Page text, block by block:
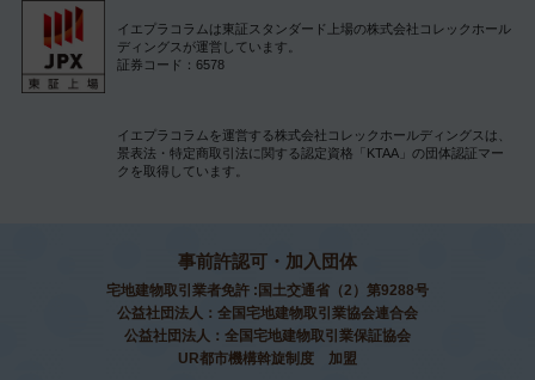
イエプラコラムは東証スタンダード上場の株式会社コレックホール
ディングスが運営しています。
証券コード：6578
イエプラコラムを運営する株式会社コレックホールディングスは、
景表法・特定商取引法に関する認定資格「KTAA」の団体認証マー
クを取得しています。
事前許認可・加入団体
宅地建物取引業者免許 :国土交通省（2）第9288号
公益社団法人：全国宅地建物取引業協会連合会
公益社団法人：全国宅地建物取引業保証協会
UR都市機構斡旋制度 加盟